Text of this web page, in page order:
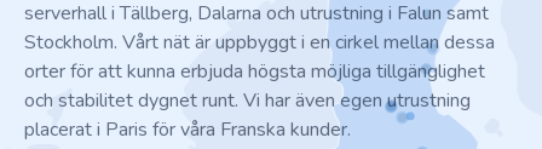
serverhall i Tällberg, Dalarna och utrustning i Falun samt
Stockholm. Vårt nät är uppbyggt i en cirkel mellan dessa
orter för att kunna erbjuda högsta möjliga tillgänglighet
och stabilitet dygnet runt. Vi har även egen utrustning
placerat i Paris för våra Franska kunder.